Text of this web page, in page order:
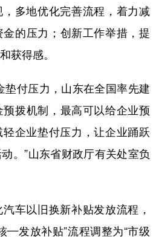
多地优化完善流程，着力减
的压力；创新工作举措，提
获得感。
付压力，山东在全国率先建
拨机制，最高可以给企业预
企业垫付压力，让企业踊跃
。”山东省财政厅有关处室负
以旧换新补贴发放流程，
—发放补贴”流程调整为“市级